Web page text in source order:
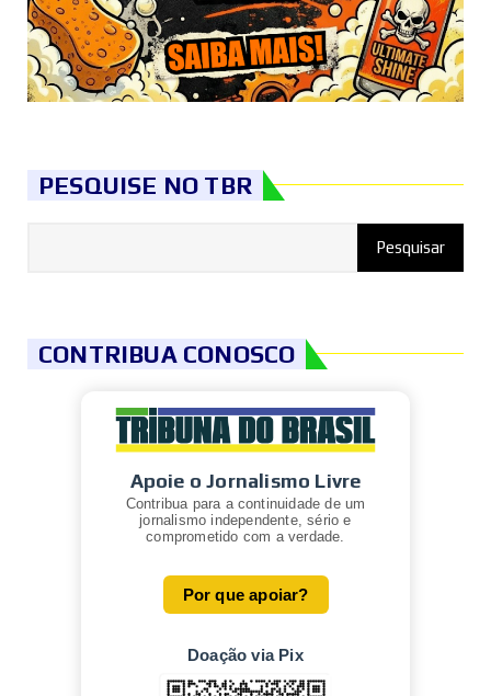
PESQUISE NO TBR
CONTRIBUA CONOSCO
Apoie o Jornalismo Livre
Contribua para a continuidade de um
jornalismo independente, sério e
comprometido com a verdade.
Por que apoiar?
Doação via Pix